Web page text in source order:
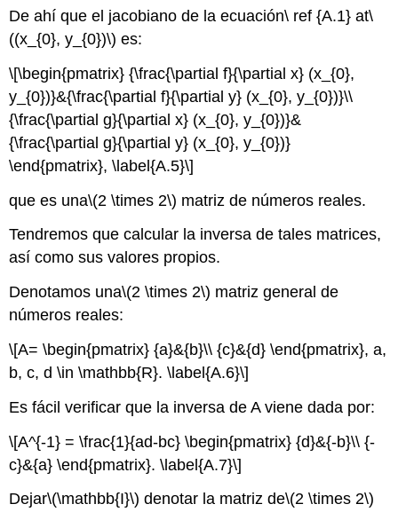
De ahí que el jacobiano de la ecuación\ ref {A.1} at\
((x_{0}, y_{0})\) es:
\[\begin{pmatrix} {\frac{\partial f}{\partial x} (x_{0},
y_{0})}&{\frac{\partial f}{\partial y} (x_{0}, y_{0})}\\
{\frac{\partial g}{\partial x} (x_{0}, y_{0})}&
{\frac{\partial g}{\partial y} (x_{0}, y_{0})}
\end{pmatrix}, \label{A.5}\]
que es una\(2 \times 2\) matriz de números reales.
Tendremos que calcular la inversa de tales matrices,
así como sus valores propios.
Denotamos una\(2 \times 2\) matriz general de
números reales:
\[A= \begin{pmatrix} {a}&{b}\\ {c}&{d} \end{pmatrix}, a,
b, c, d \in \mathbb{R}. \label{A.6}\]
Es fácil verificar que la inversa de A viene dada por:
\[A^{-1} = \frac{1}{ad-bc} \begin{pmatrix} {d}&{-b}\\ {-
c}&{a} \end{pmatrix}. \label{A.7}\]
Dejar\(\mathbb{I}\) denotar la matriz de\(2 \times 2\)